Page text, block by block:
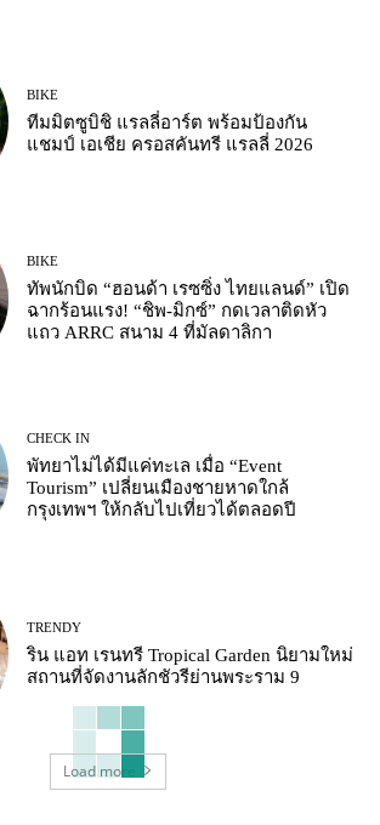
BIKE
ทีมมิตซูบิชิ แรลลี่อาร์ต พร้อมป้องกัน
แชมป์ เอเชีย ครอสคันทรี แรลลี่ 2026
BIKE
ทัพนักบิด “ฮอนด้า เรซซิ่ง ไทยแลนด์” เปิด
ฉากร้อนแรง! “ชิพ-มิกซ์” กดเวลาติดหัว
แถว ARRC สนาม 4 ที่มัลดาลิกา
CHECK IN
พัทยาไม่ได้มีแค่ทะเล เมื่อ “Event
Tourism” เปลี่ยนเมืองชายหาดใกล้
กรุงเทพฯ ให้กลับไปเที่ยวได้ตลอดปี
TRENDY
ริน แอท เรนทรี Tropical Garden นิยามใหม่
สถานที่จัดงานลักชัวรีย่านพระราม 9
Load more